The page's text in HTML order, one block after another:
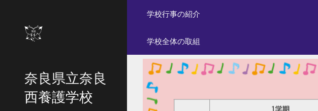
奈良県立奈良
西養護学校
学校行事の紹介
学校全体の取組